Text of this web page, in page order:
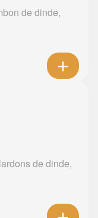
de dinde,
de dinde,